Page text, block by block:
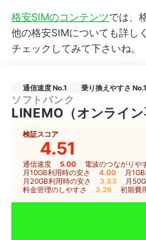
格安SIMのコンテンツでは、
他の格安SIMについても詳し
チェックしてみて下さいね。
通信速度 No.1 乗り換えやすさ No.1
ソフトバンク
LINEMO（オンライン
検証スコア
4.51
通信速度 5.00 電波のつながりや
月10GB利用時の安さ 4.00 月
月20GB利用時の安さ 3.83 月
料金管理のしやすさ 3.26 初期費